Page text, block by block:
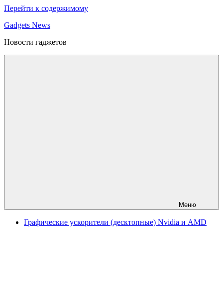
Перейти к содержимому
Gadgets News
Новости гаджетов
Меню
Графические ускорители (десктопные) Nvidia и AMD